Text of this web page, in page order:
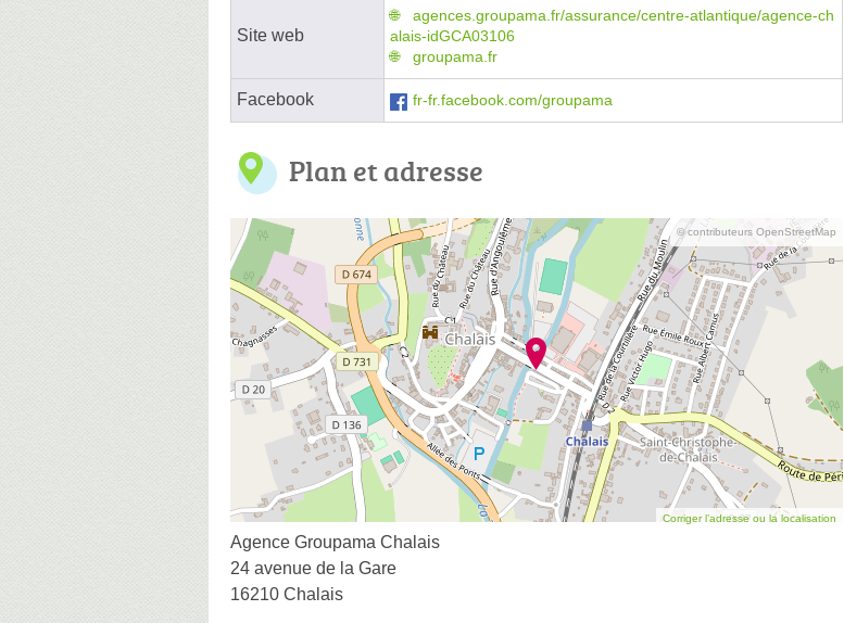
Site web
agences.groupama.fr/assurance/centre-atlantique/agence-ch
alais-idGCA03106
groupama.fr
Facebook fr-fr.facebook.com/groupama
Plan et adresse
© contributeurs OpenStreetMap
Corriger l’adresse ou la localisation
Agence Groupama Chalais
24 avenue de la Gare
16210 Chalais